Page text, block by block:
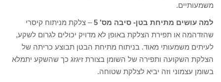
משמעותיים.
למה עושים מתיחת בטן- סיבה מס' 5
– צלקת מניתוח קיסרי
שהזדהמה או תפירת הצלקת באופן לא מדויק יכולים לגרום לשקע,
לעיתים משמעותי מאוד. בניתוח מתיחת הבטן תבוצע כריתה של
הצלקת השקועה ותפירה של השומן בצורת זיגזג כך שהשקע יתמלא
בשומן עצמוני וזה יביא לצלקת שטוחה.